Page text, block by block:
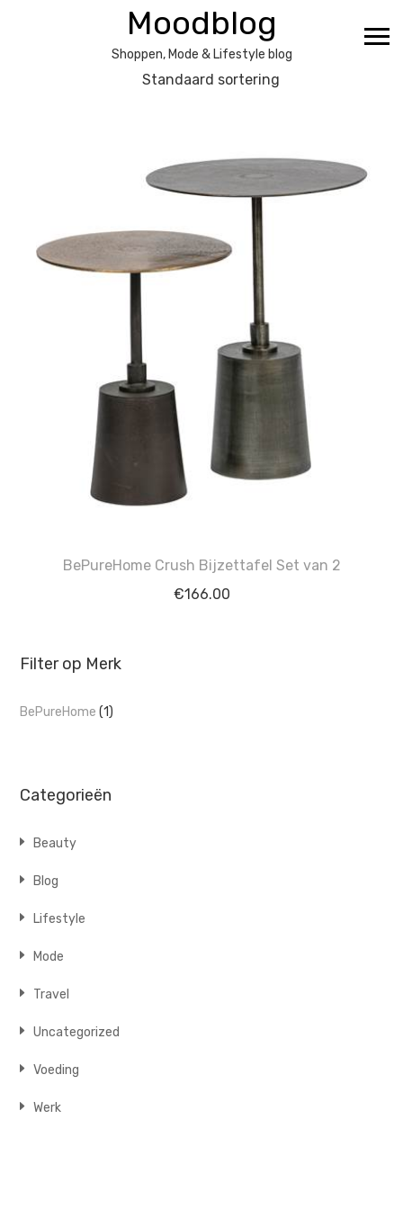
Moodblog
Shoppen, Mode & Lifestyle blog
BePureHome Crush Bijzettafel Set van 2
€166.00
Filter op Merk
BePureHome (1)
Categorieën
Beauty
Blog
Lifestyle
Mode
Travel
Uncategorized
Voeding
Werk